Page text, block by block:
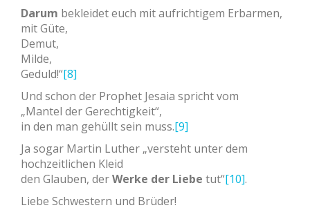
Darum bekleidet euch mit aufrichtigem Erbarmen,
mit Güte,
Demut,
Milde,
Geduld!“[8]
Und schon der Prophet Jesaia spricht vom
„Mantel der Gerechtigkeit“,
in den man gehüllt sein muss.[9]
Ja sogar Martin Luther „versteht unter dem
hochzeitlichen Kleid
den Glauben, derWerke der Liebe tut“[10].
Liebe Schwestern und Brüder!